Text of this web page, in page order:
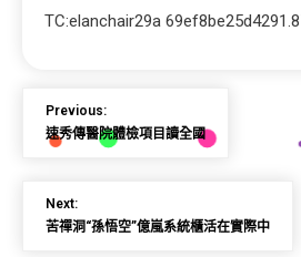
TC:elanchair29a
Previous:
速秀傳醫院體檢項目讀全國
Next:
苦禪洞“孫悟空”億嵐系統櫃活在實際中